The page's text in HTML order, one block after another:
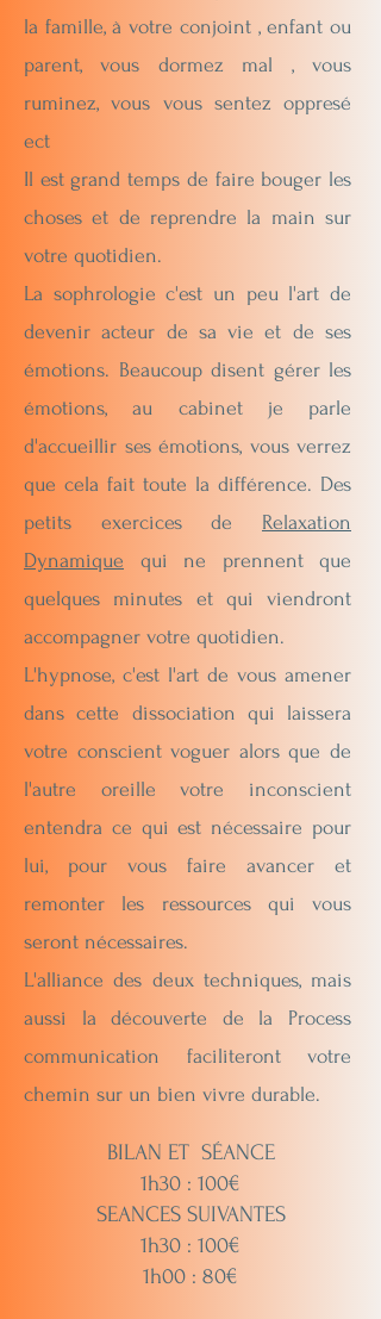
la famille, à votre conjoint , enfant ou
parent, vous dormez mal , vous
ruminez, vous vous sentez oppresé
ect
Il est grand temps de faire bouger les
choses et de reprendre la main sur
votre quotidien.
La sophrologie c'est un peu l'art de
devenir acteur de sa vie et de ses
émotions. Beaucoup disent gérer les
émotions, au cabinet je parle
d'accueillir ses émotions, vous verrez
que cela fait toute la différence. Des
petits exercices de Relaxation
Dynamique qui ne prennent que
quelques minutes et qui viendront
accompagner votre quotidien.
L'hypnose, c'est l'art de vous amener
dans cette dissociation qui laissera
votre conscient voguer alors que de
l'autre oreille votre inconscient
entendra ce qui est nécessaire pour
lui, pour vous faire avancer et
remonter les ressources qui vous
seront nécessaires.
L'alliance des deux techniques, mais
aussi la découverte de la Process
communication faciliteront votre
chemin sur un bien vivre durable.
BILAN ET SÉANCE
1h30 : 100€
SEANCES SUIVANTES
1h30 : 100€
1h00 : 80€